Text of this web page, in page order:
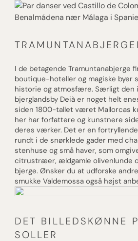
I de betagende Tramuntanabjerge
boutique-hoteller og magiske byer
historie og atmosfære. Særligt den
bjerglandsby Deià er noget helt
siden 1800-tallet været Mallorcas
her har forfattere og kunstnere
deres værker. Det er en
rundt i de snørklede gader med
stenhuse og små haver, som
citrustræer, ældgamle olivenlunde
bjerge. Ønsker du at udforske
smukke Valdemossa også højst
DET BILLEDSKØNNE
SOLLER